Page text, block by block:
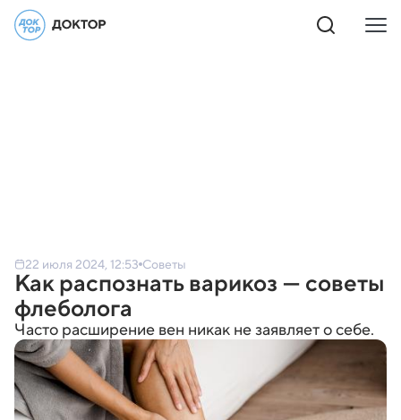
22 июля 2024, 12:53 Советы
Как распознать варикоз — советы
флеболога
Часто расширение вен никак не заявляет о себе.